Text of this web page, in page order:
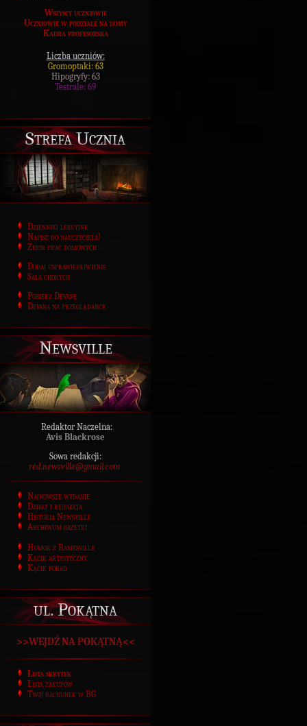
Wszyscy uczniowie
Uczniowie w podziale na domy
Kadra profesorska
Liczba uczniów:
Gromoptaki: 63
Hipogryfy: 63
Testrale: 69
Strefa Ucznia
Dzienniki lekcyjne
Napisz do nauczyciela!
Zbiór prac domowych
Dodaj usprawiedliwienie
Sala chorych
Pobierz Devanę
Devana na przeglądarce
Newsville
Redaktor Naczelna:
Avis Blackrose
Sowa redakcji:
red.newsville@gmail.com
Najnowsze wydanie
Działy i redakcja
Historia Newsville
Archiwum gazetki
Humor z Ramesville
Kącik artystyczny
Kącik porad
ul. Pokątna
>>WEJDŹ NA POKĄTNĄ<<
Lista skrytek
Lista zakupów
Twój rachunek w BG